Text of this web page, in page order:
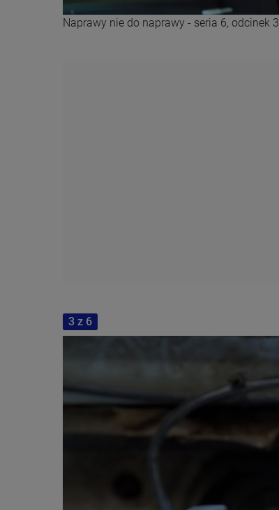
Naprawy nie do naprawy - seria 6, odcinek 3
3 z 6